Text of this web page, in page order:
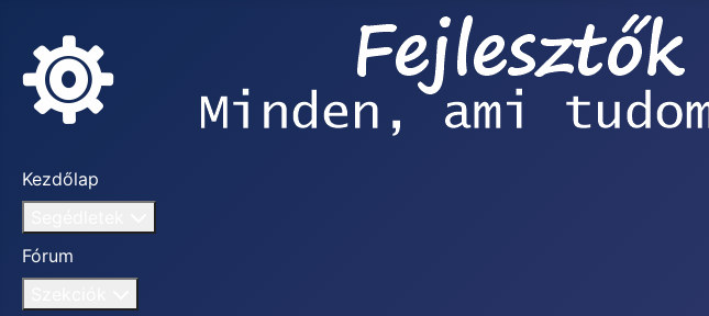
Kezdőlap
Fórum